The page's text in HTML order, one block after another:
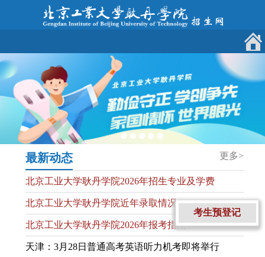
最新动态 更多>
北京工业大学耿丹学院2026年招生专业及学费
北京工业大学耿丹学院近年录取情况
北京工业大学耿丹学院2026年报考指南
天津：3月28日普通高考英语听力机考即将举行
考生预登记